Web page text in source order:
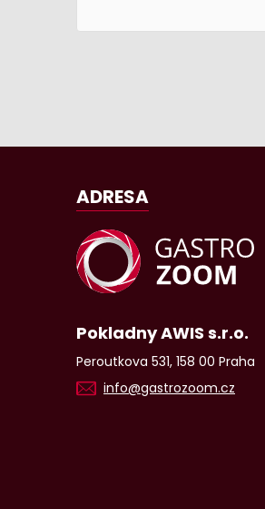
ADRESA
Pokladny AWIS s.r.o.
Peroutkova 531, 158 00 Praha
info@gastrozoom.cz